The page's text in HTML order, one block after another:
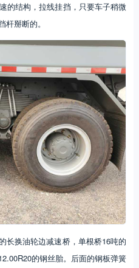
的结构，拉线挂挡，只要车子稍微
掰断的。
长换油轮边减速桥，单根桥16吨的
的钢丝胎。后面的钢板弹簧